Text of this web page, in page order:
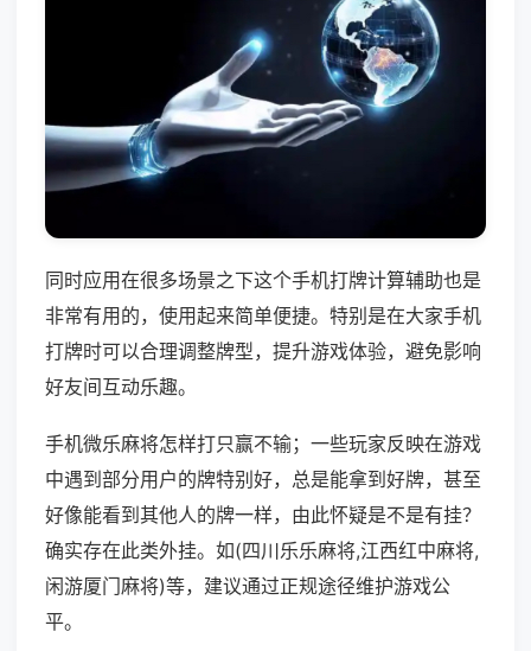
同时应用在很多场景之下这个手机打牌计算辅助也是
非常有用的，使用起来简单便捷。特别是在大家手机
打牌时可以合理调整牌型，提升游戏体验，避免影响
好友间互动乐趣。
手机微乐麻将怎样打只赢不输；一些玩家反映在游戏
中遇到部分用户的牌特别好，总是能拿到好牌，甚至
好像能看到其他人的牌一样，由此怀疑是不是有挂？
确实存在此类外挂。如(四川乐乐麻将,江西红中麻将,
闲游厦门麻将)等，建议通过正规途径维护游戏公
平。